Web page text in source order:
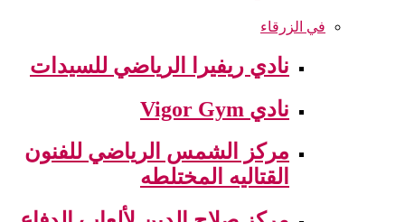
في الزرقاء
نادي ريفيرا الرياضي للسيدات
نادي Vigor Gym
مركز الشمس الرياضي للفنون
القتاليه المختلطه